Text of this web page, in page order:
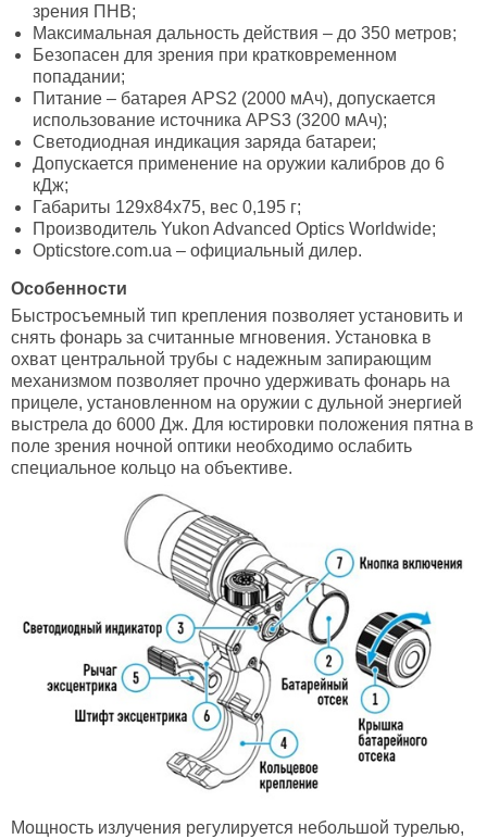
зрения ПНВ;
Максимальная дальность действия – до 350 метров;
Безопасен для зрения при кратковременном
попадании;
Питание – батарея APS2 (2000 мАч), допускается
использование источника APS3 (3200 мАч);
Светодиодная индикация заряда батареи;
Допускается применение на оружии калибров до 6
кДж;
Габариты 129x84x75, вес 0,195 г;
Производитель Yukon Advanced Optics Worldwide;
Opticstore.com.ua – официальный дилер.
Особенности
Быстросъемный тип крепления позволяет установить и
снять фонарь за считанные мгновения. Установка в
охват центральной трубы с надежным запирающим
механизмом позволяет прочно удерживать фонарь на
прицеле, установленном на оружии с дульной энергией
выстрела до 6000 Дж. Для юстировки положения пятна в
поле зрения ночной оптики необходимо ослабить
специальное кольцо на объективе.
Мощность излучения регулируется небольшой турелью,